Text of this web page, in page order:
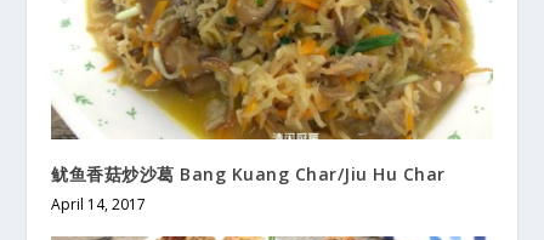
鱿鱼香菇炒沙葛 Bang Kuang Char/Jiu Hu Char
April 14, 2017